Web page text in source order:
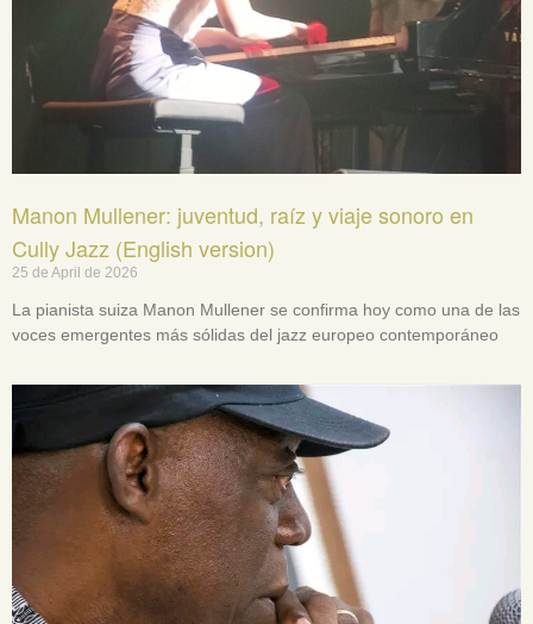
Manon Mullener: juventud, raíz y viaje sonoro en
Cully Jazz (English version)
25 de April de 2026
La pianista suiza Manon Mullener se confirma hoy como una de las
voces emergentes más sólidas del jazz europeo contemporáneo